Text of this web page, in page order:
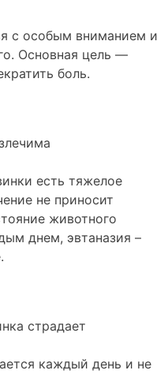
с особым вниманием и
Основная цель —
боль.
есть тяжелое
не приносит
животного
днем, эвтаназия –
страдает
каждый день и не